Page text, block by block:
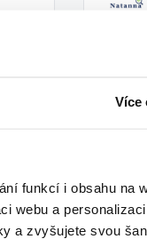
Více
funkcí i obsahu na
webu a
a zvyšujete svou